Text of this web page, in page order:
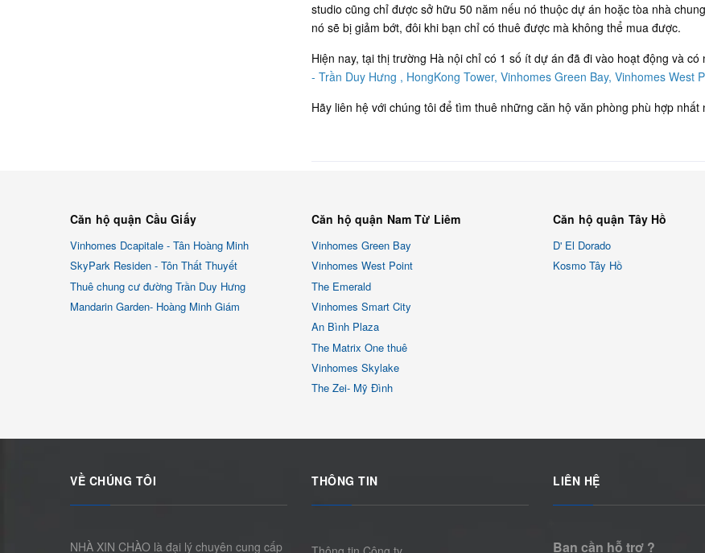
studio cũng chỉ được sở hữu 50 năm nếu nó thuộc dự án hoặc tòa nhà
nó sẽ bị giảm bớt, đôi khi bạn chỉ có thuê được mà không thể mua được.
Hiện nay, tại thị trường Hà nội chỉ có 1 số ít dự án đã đi vào hoạt động và
- Trần Duy Hưng , HongKong Tower, Vinhomes Green Bay, Vinhomes West
Hãy liên hệ với chúng tôi để tìm thuê những căn hộ văn phòng phù hợp nhất
Căn hộ quận Cầu Giấy
Vinhomes Dcapitale - Tân Hoàng Minh
SkyPark Residen - Tôn Thất Thuyết
Thuê chung cư đường Trần Duy Hưng
Mandarin Garden- Hoàng Minh Giám
Căn hộ quận Nam Từ Liêm
Vinhomes Green Bay
Vinhomes West Point
The Emerald
Vinhomes Smart City
An Bình Plaza
The Matrix One thuê
Vinhomes Skylake
The Zei- Mỹ Đình
Căn hộ quận Tây Hồ
D' El Dorado
Kosmo Tây Hồ
VỀ CHÚNG TÔI
NHÀ XIN CHÀO là đại lý chuyên cung cấp
THÔNG TIN LIÊN HỆ
Bạn cần hỗ trợ ?